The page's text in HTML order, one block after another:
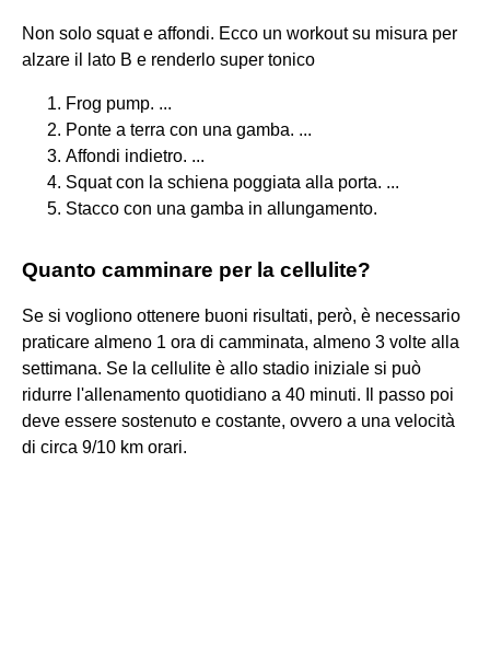
Non solo squat e affondi. Ecco un workout su misura per
alzare il lato B e renderlo super tonico
Frog pump. ...
Ponte a terra con una gamba. ...
Affondi indietro. ...
Squat con la schiena poggiata alla porta. ...
Stacco con una gamba in allungamento.
Quanto camminare per la cellulite?
Se si vogliono ottenere buoni risultati, però, è necessario
praticare almeno 1 ora di camminata, almeno 3 volte alla
settimana. Se la cellulite è allo stadio iniziale si può
ridurre l'allenamento quotidiano a 40 minuti. Il passo poi
deve essere sostenuto e costante, ovvero a una velocità
di circa 9/10 km orari.